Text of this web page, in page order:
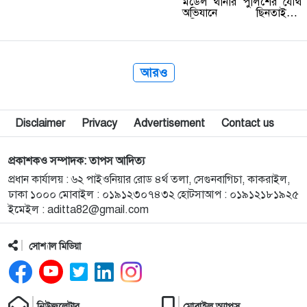
অভিযানে ছিনতাইয়ের
আরও
Disclaimer Privacy Advertisement Contact us
প্রকাশকও সম্পাদক: তাপস আদিত্য
প্রধান কার্যালয় : ৬২ পাইওনিয়ার রোড ৪র্থ তলা, সেগুনবাগিচা, কাকরাইল,
ঢাকা ১০০০ মোবাইল : ০১৯১২৩০৭৪৩২ হোটসাআপ : ০১৯১২১৮১৯২৫
ইমেইল : aditta82@gmail.com
সোশ্যাল মিডিয়া